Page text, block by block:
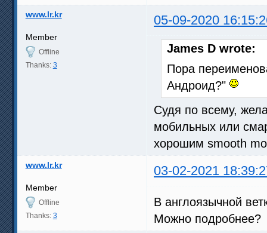
www.lr.kr 05-09-2020
Member
Offline
Thanks: 3
James D wrote:
Пора
Андроид?"
Судя по всему,
мобильных или
хорошим smooth
www.lr.kr 03-02-2021
Member
Offline
Thanks: 3
В англоязычной
Можно подробнее?